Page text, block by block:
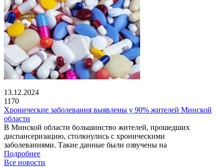
13.12.2024
1170
Хронические заболевания выявлены у 90% жителей Минской
области
В Минской области большинство жителей, прошедших
диспансеризацию, столкнулись с хроническими
заболеваниями. Такие данные были озвучены на
Подробнее
Все новости